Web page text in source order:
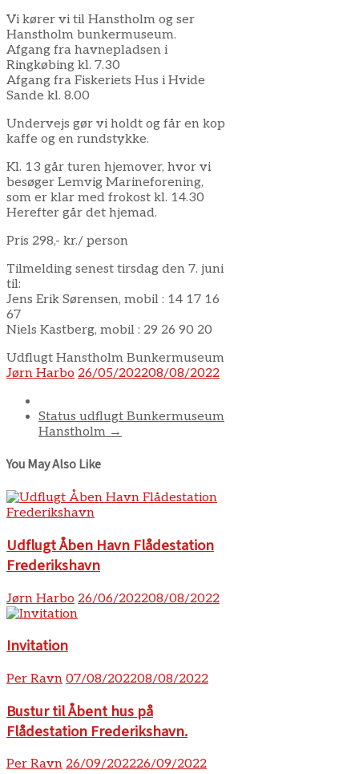
Vi kører vi til Hanstholm og ser
Hanstholm bunkermuseum.
Afgang fra havnepladsen i
Ringkøbing kl. 7.30
Afgang fra Fiskeriets Hus i Hvide
Sande kl. 8.00
Undervejs gør vi holdt og får en kop
kaffe og en rundstykke.
Kl. 13 går turen hjemover, hvor vi
besøger Lemvig Marineforening,
som er klar med frokost kl. 14.30
Herefter går det hjemad.
Pris 298,- kr./ person
Tilmelding senest tirsdag den 7. juni
til:
Jens Erik Sørensen, mobil : 14 17 16
67
Niels Kastberg, mobil : 29 26 90 20
Udflugt Hanstholm Bunkermuseum
Jørn Harbo 26/05/202208/08/2022
Status udflugt Bunkermuseum
Hanstholm →
You May Also Like
Udflugt Åben Havn Flådestation
Frederikshavn
Jørn Harbo 26/06/202208/08/2022
Invitation
Per Ravn 07/08/202208/08/2022
Bustur til Åbent hus på
Flådestation Frederikshavn.
Per Ravn 26/09/202226/09/2022